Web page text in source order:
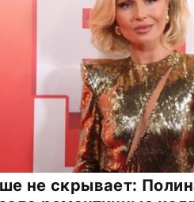
не скрывает: